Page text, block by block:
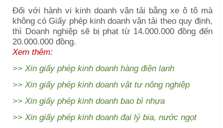
Đối với hành vi kinh doanh vận tải bằng xe ô tô mà
không có Giấy phép kinh doanh vận tải theo quy định,
thì Doanh nghiệp sẽ bị phạt từ 14.000.000 đồng đến
20.000.000 đồng.
Xem thêm:
>> Xin giấy phép kinh doanh hàng điện lạnh
>> Xin giấy phép kinh doanh vật tư nông nghiệp
>> Xin giấy phép kinh doanh bao bì nhựa
>> Xin giấy phép kinh doanh đại lý bia, nước ngọt